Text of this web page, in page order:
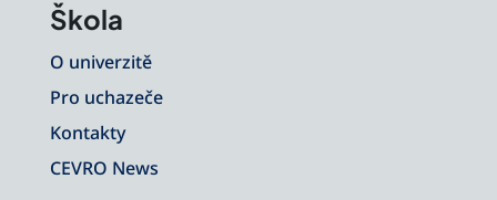
Škola
O univerzitě
Pro uchazeče
Kontakty
CEVRO News